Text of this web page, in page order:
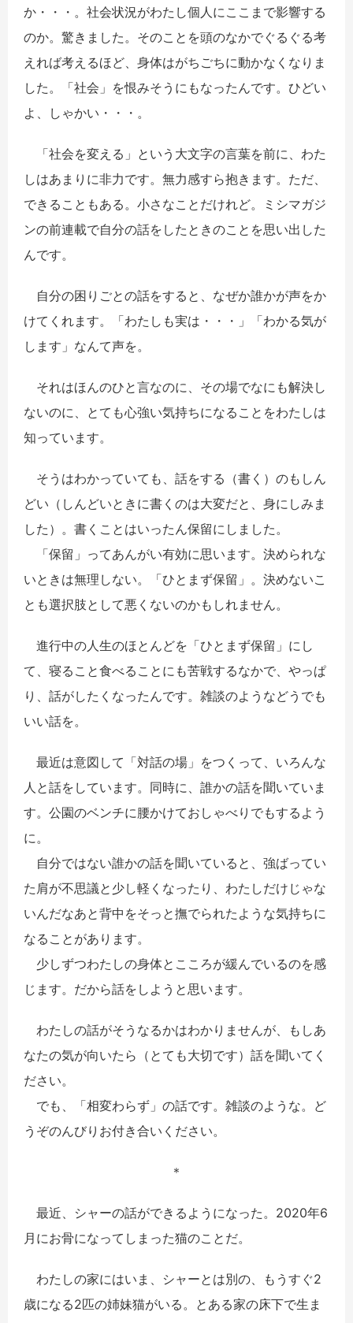
か・・・。社会状況がわたし個人にここまで影響する
のか。驚きました。そのことを頭のなかでぐるぐる考
えれば考えるほど、身体はがちごちに動かなくなりま
した。「社会」を恨みそうにもなったんです。ひどい
よ、しゃかい・・・。
「社会を変える」という大文字の言葉を前に、わた
しはあまりに非力です。無力感すら抱きます。ただ、
できることもある。小さなことだけれど。ミシマガジ
ンの前連載で自分の話をしたときのことを思い出した
んです。
自分の困りごとの話をすると、なぜか誰かが声をか
けてくれます。「わたしも実は・・・」「わかる気が
します」なんて声を。
それはほんのひと言なのに、その場でなにも解決し
ないのに、とても心強い気持ちになることをわたしは
知っています。
そうはわかっていても、話をする（書く）のもしん
どい（しんどいときに書くのは大変だと、身にしみま
した）。書くことはいったん保留にしました。
「保留」ってあんがい有効に思います。決められな
いときは無理しない。「ひとまず保留」。決めないこ
とも選択肢として悪くないのかもしれません。
進行中の人生のほとんどを「ひとまず保留」にし
て、寝ること食べることにも苦戦するなかで、やっぱ
り、話がしたくなったんです。雑談のようなどうでも
いい話を。
最近は意図して「対話の場」をつくって、いろんな
人と話をしています。同時に、誰かの話を聞いていま
す。公園のベンチに腰かけておしゃべりでもするよう
に。
自分ではない誰かの話を聞いていると、強ばってい
た肩が不思議と少し軽くなったり、わたしだけじゃな
いんだなあと背中をそっと撫でられたような気持ちに
なることがあります。
少しずつわたしの身体とこころが緩んでいるのを感
じます。だから話をしようと思います。
わたしの話がそうなるかはわかりませんが、もしあ
なたの気が向いたら（とても大切です）話を聞いてく
ださい。
でも、「相変わらず」の話です。雑談のような。ど
うぞのんびりお付き合いください。
＊
最近、シャーの話ができるようになった。2020年6
月にお骨になってしまった猫のことだ。
わたしの家にはいま、シャーとは別の、もうすぐ2
歳になる2匹の姉妹猫がいる。とある家の床下で生ま